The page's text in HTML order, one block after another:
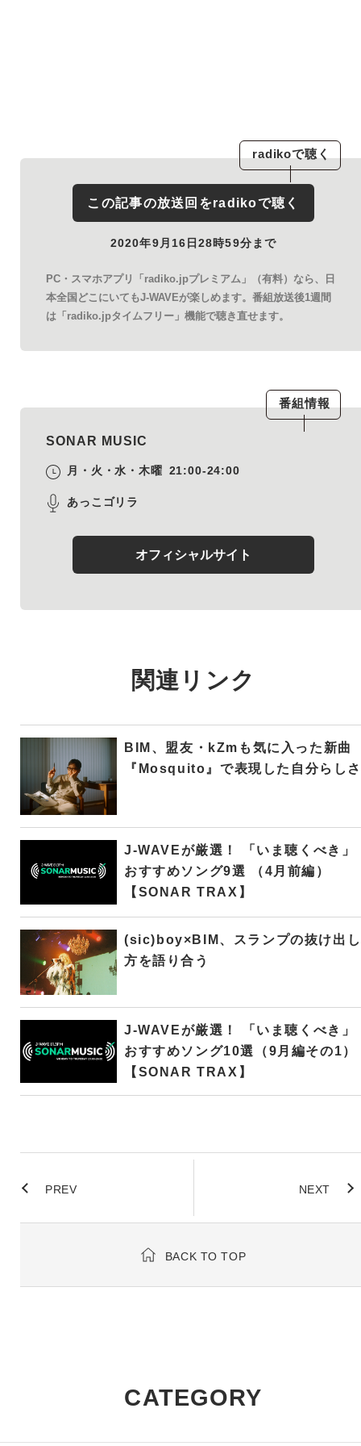
radikoで聴く
この記事の放送回をradikoで聴く
2020年9月16日28時59分まで
PC・スマホアプリ「radiko.jpプレミアム」（有料）なら、日
本全国どこにいてもJ-WAVEが楽しめます。番組放送後1週間
は「radiko.jpタイムフリー」機能で聴き直せます。
番組情報
SONAR MUSIC
月・火・水・木曜 21:00-24:00
あっこゴリラ
オフィシャルサイト
関連リンク
BIM、盟友・kZmも気に入った新曲
『Mosquito』で表現した自分らしさ
J-WAVEが厳選！ 「いま聴くべき」
おすすめソング9選 （4月前編）
【SONAR TRAX】
(sic)boy×BIM、スランプの抜け出し
方を語り合う
J-WAVEが厳選！ 「いま聴くべき」
おすすめソング10選（9月編その1）
【SONAR TRAX】
PREV NEXT
BACK TO TOP
CATEGORY